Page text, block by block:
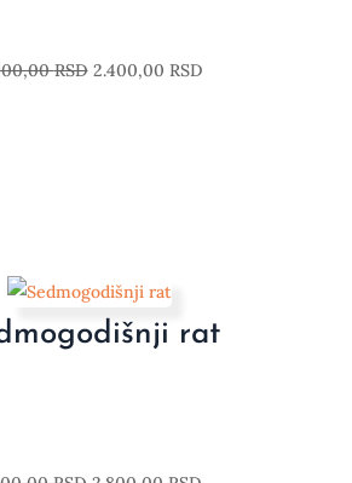
RSD 2.400,00 RSD
rat